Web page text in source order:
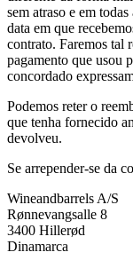
sem atraso e em
data em que
contrato. Faremos tal
pagamento que usou
concordado
Podemos reter o
que tenha fornecido
devolveu.
Se arrepender-se da
Wineandbarrels A/S
Rønnevangsalle 8
3400 Hillerød
Dinamarca